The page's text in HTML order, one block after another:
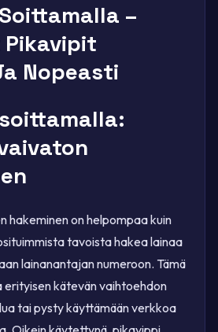
–
Pikavipit
Nopeasti
hakeminen on helpompaa kuin
tavoista hakea lainaa
lainanantajan numeroon. Tämä
kätevän vaihtoehdon
tai pysty käyttämään verkkoa